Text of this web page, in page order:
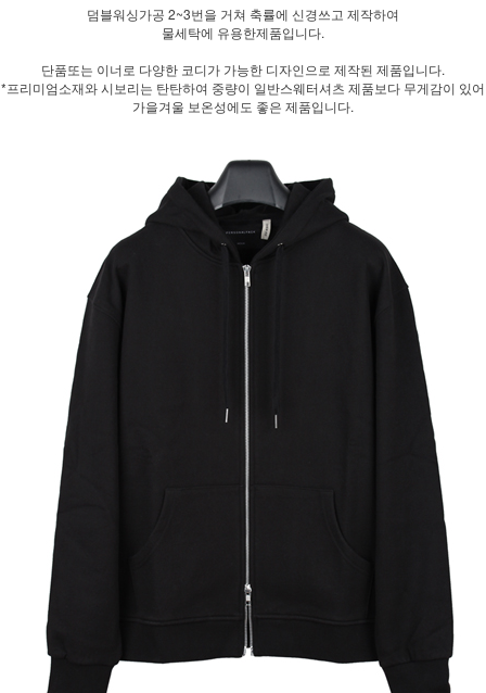
덤블워싱가공 2~3번을 거쳐 축률에 신경쓰고 제작하여
물세탁에 유용한제품입니다.
단품또는 이너로 다양한 코디가 가능한 디자인으로 제작된 제품입니다.
*프리미엄소재와 시보리는 탄탄하여 중량이 일반스웨터셔츠 제품보다 무게감이 있어
가을겨울 보온성에도 좋은 제품입니다.